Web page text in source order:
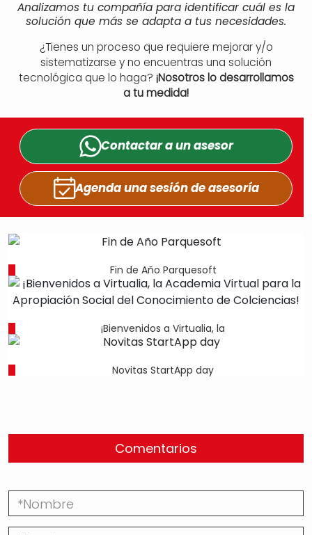
Analizamos tu compañía para identificar cuál es la
solución que más se adapta a tus necesidades.
¿Tienes un proceso que requiere mejorar y/o
sistematizarse y no encuentras una solución
tecnológica que lo haga? ¡Nosotros lo desarrollamos
a tu medida!
Contactar a unasesor
Agenda una sesiónde asesoría
Fin de Año Parquesoft
¡Bienvenidos a Virtualia, la
Novitas StartApp day
Comentarios